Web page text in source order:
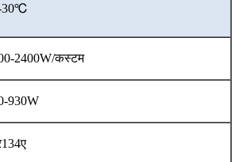
30℃
2400W/कस्टम
930W